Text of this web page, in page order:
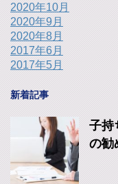
2020年10月
2020年9月
2020年8月
2017年6月
2017年5月
新着記事
子持
の勧